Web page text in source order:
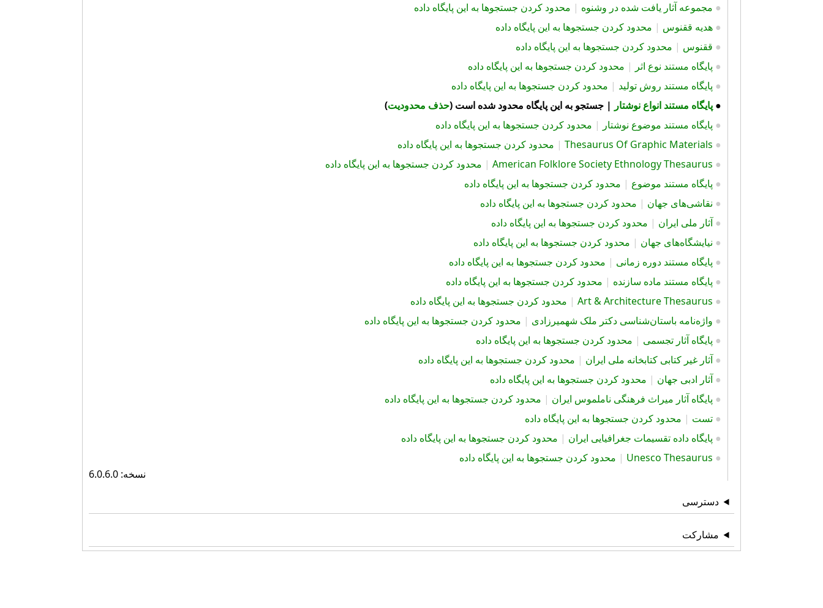
● مجموعه آثار یافت شده در وشنوه | محدود کردن جستجوها به این پایگاه داده
●هديه ققنوس | محدود کردن جستجوها به این پایگاه داده
● ققنوس | محدود کردن جستجوها به این پایگاه داده
● پايگاه مستند نوع اثر | محدود کردن جستجوها به این پایگاه داده
● پايگاه مستند روش توليد | محدود کردن جستجوها به این پایگاه داده
●پايگاه مستند انواع نوشتار |جستجو به این پایگاه محدود شده است (حذف محدودیت)
● پايگاه مستند موضوع نوشتار | محدود کردن جستجوها به این پایگاه داده
●
Thesaurus Of Graphic Materials
| محدود کردن جستجوها به این پایگاه داده
●
American Folklore Society Ethnology Thesaurus
| محدود کردن جستجوها به این پایگاه داده
● پايگاه مستند موضوع | محدود کردن جستجوها به این پایگاه داده
● نقاشی‌های جهان | محدود کردن جستجوها به این پایگاه داده
●آثار ملی ایران | محدود کردن جستجوها به این پایگاه داده
● نیایشگاه‌های جهان | محدود کردن جستجوها به این پایگاه داده
● پایگاه مستند دوره زمانی | محدود کردن جستجوها به این پایگاه داده
● پایگاه مستند ماده سازنده | محدود کردن جستجوها به این پایگاه داده
●
Art & Architecture Thesaurus
| محدود کردن جستجوها به این پایگاه داده
● واژه‌نامه باستان‌شناسی دکتر ملک شهمیرزادی | محدود کردن جستجوها به این پایگاه داده
● پایگاه آثار تجسمی | محدود کردن جستجوها به این پایگاه داده
●آثار غیر کتابی کتابخانه ملی ایران | محدود کردن جستجوها به این پایگاه داده
●آثار ادبی جهان | محدود کردن جستجوها به این پایگاه داده
● پایگاه آثار ميراث فرهنگی ناملموس ایران | محدود کردن جستجوها به این پایگاه داده
●تست | محدود کردن جستجوها به این پایگاه داده
● پایگاه داده تقسیمات جغرافیایی ایران | محدود کردن جستجوها به این پایگاه داده
●
Unesco Thesaurus
| محدود کردن جستجوها به این پایگاه داده
نسخه: 6.0.6.0
دسترسی
مشارکت